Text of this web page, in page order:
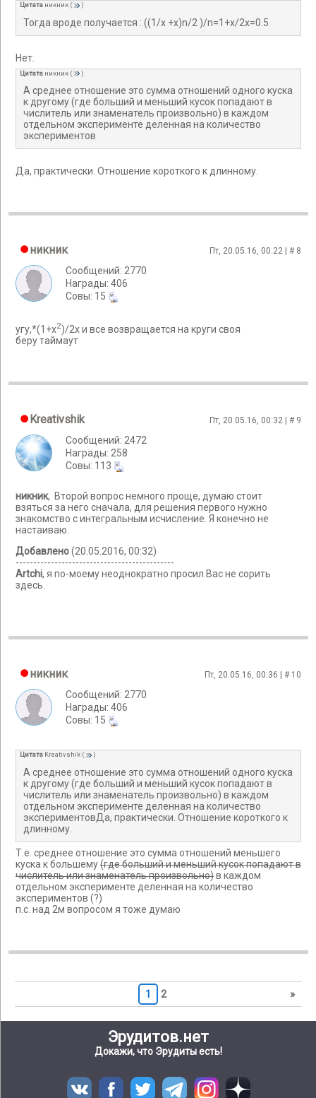
Цитата никник ( )
Тогда вроде получается : ((1/х +х)n/2 )/n=1+x/2х=0.5
Нет.
Цитата никник ( )
А среднее отношение это сумма отношений одного куска
к другому (где больший и меньший кусок попадают в
числитель или знаменатель произвольно) в каждом
отдельном эксперименте деленная на количество
экспериментов
Да, практически. Отношение короткого к длинному.
никник Пт, 20.05.16, 00:22 | # 8
Сообщений: 2770
Награды: 406
Cовы: 15
угу,*(1+х2)/2х и все возвращается на круги своя
беру таймаут
Kreativshik Пт, 20.05.16, 00:32 | # 9
Сообщений: 2472
Награды: 258
Cовы: 113
никник, Второй вопрос немного проще, думаю стоит
взяться за него сначала, для решения первого нужно
знакомство с интегральным исчисление. Я конечно не
настаиваю.
Добавлено(20.05.2016, 00:32)
---------------------------------------------
Artchi, я по-моему неоднократно просил Вас не сорить
здесь.
никник Пт, 20.05.16, 00:36 | # 10
Сообщений: 2770
Награды: 406
Cовы: 15
Цитата Kreativshik ( )
А среднее отношение это сумма отношений одного куска
к другому (где больший и меньший кусок попадают в
числитель или знаменатель произвольно) в каждом
отдельном эксперименте деленная на количество
экспериментовДа, практически. Отношение короткого к
длинному.
Т.е. среднее отношение это сумма отношений меньшего
куска к большему(где больший и меньший кусок попадают в
числитель или знаменатель произвольно)в каждом
отдельном эксперименте деленная на количество
экспериментов (?)
п.с. над 2м вопросом я тоже думаю
1 2 »
Эрудитов.нет
Докажи, что Эрудиты есть!